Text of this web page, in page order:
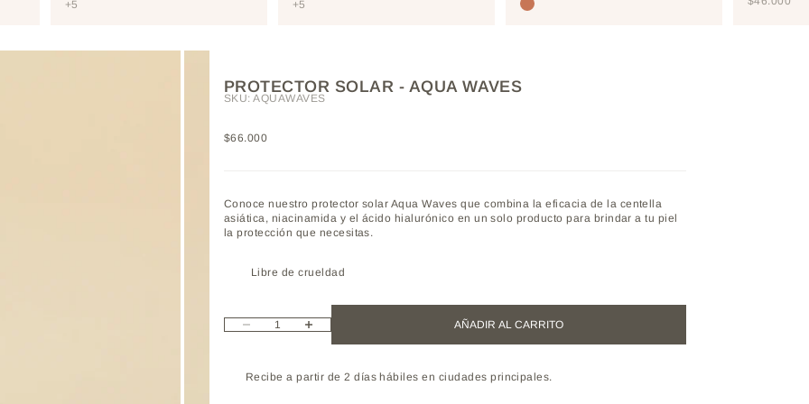
+5 +5
TOSTEDCOCONUT
PROTECTOR SOLAR - AQUA WAVES
SKU: AQUAWAVES
Precio de oferta
$66.000
Conoce nuestro protector solar Aqua Waves que combina la eficacia de la centella
asiática, niacinamida y el ácido hialurónico en un solo producto para brindar a tu piel
la protección que necesitas.
Libre de crueldad
Reducir cantidadAumentar cantidad AÑADIR AL CARRITO
Recibe a partir de 2 días hábiles en ciudades principales.